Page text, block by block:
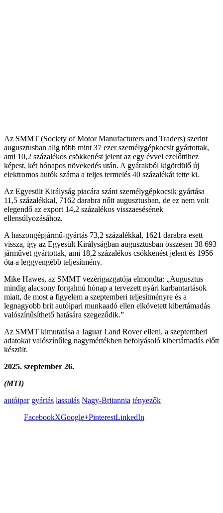
Az SMMT (Society of Motor Manufacturers and Traders) szerint
augusztusban alig több mint 37 ezer személygépkocsit gyártottak,
ami 10,2 százalékos csökkenést jelent az egy évvel ezelőttihez
képest, két hónapos növekedés után. A gyárakból kigördülő új
elektromos autók száma a teljes termelés 40 százalékát tette ki.
Az Egyesült Királyság piacára szánt személygépkocsik gyártása
11,5 százalékkal, 7162 darabra nőtt augusztusban, de ez nem volt
elegendő az export 14,2 százalékos visszaesésének
ellensúlyozásához.
A haszongépjármű-gyártás 73,2 százalékkal, 1621 darabra esett
vissza, így az Egyesült Királyságban augusztusban összesen 38 693
járművet gyártottak, ami 18,2 százalékos csökkenést jelent és 1956
óta a leggyengébb teljesítmény.
Mike Hawes, az SMMT vezérigazgatója elmondta: „Augusztus
mindig alacsony forgalmú hónap a tervezett nyári karbantartások
miatt, de most a figyelem a szeptemberi teljesítményre és a
legnagyobb brit autóipari munkaadó ellen elkövetett kibertámadás
valószínűsíthető hatására szegeződik.”
Az SMMT kimutatása a Jaguar Land Rover elleni, a szeptemberi
adatokat valószínűleg nagymértékben befolyásoló kibertámadás előtt
készült.
2025. szeptember 26.
(MTI)
autóipar gyártás lassulás Nagy-Britannia tényezők
FacebookXGoogle+PinterestLinkedIn